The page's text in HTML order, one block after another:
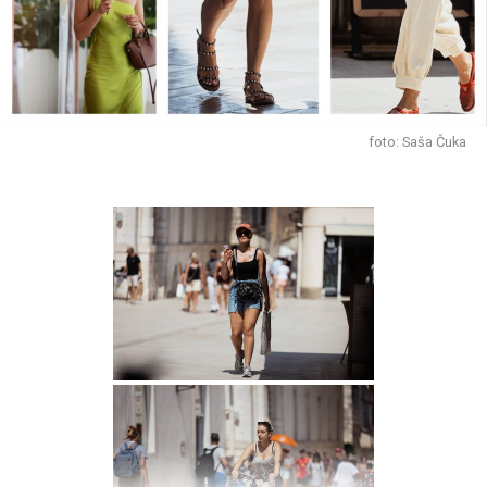
Vaga (23.09.-22.10.) – Dnevni horoskop za 09.08.2026.
LJUBAV: Pred vama je sjajan dan za svaku vrstu druženja,
upoznavanja i zabavljanja. Izađite među ljude, bit će vam
lijepo.
KARIJERA: Ništa vam danas neće biti teško. Čak i ako od
ZDRAVLJE&SAVJET: Veselite se.
Škorpion (23.10.-22.11.) – Dnevni horoskop za
LJUBAV: Mnogi će se i danas vrlo lijepo zabavljati i
otkrivati put do nečijeg srca. Ići će im od ruke gotovo sve
KARIJERA: Vrijeme radi za vas, a vi mu se prepuštate s
punim povjerenjem. Osjećate da vaših pet minuta tek
ZDRAVLJE&SAVJET: Posadite neku biljku.
foto: Saša Čuka